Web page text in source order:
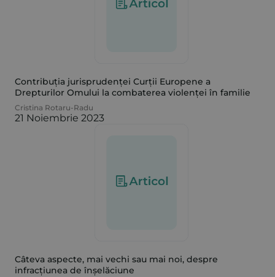
Contribuția jurisprudenței Curții Europene a
Drepturilor Omului la combaterea violenței în familie
Cristina Rotaru-Radu
21 Noiembrie 2023
Câteva aspecte, mai vechi sau mai noi, despre
infracțiunea de înșelăciune